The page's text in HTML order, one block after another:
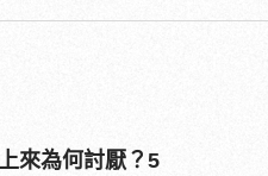
來為何討厭？5